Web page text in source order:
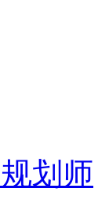
划师